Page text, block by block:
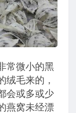
常微小的黑
绒毛来的，
会或多或少
燕窝未经漂